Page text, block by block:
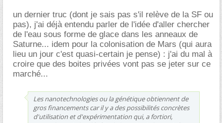
un dernier truc (dont je sais pas s'il relève de la SF ou
pas), j'ai déjà entendu parler de l'idée d'aller chercher
de l'eau sous forme de glace dans les anneaux de
Saturne... idem pour la colonisation de Mars (qui aura
lieu un jour c'est quasi-certain je pense) : j'ai du mal à
croire que des boites privées vont pas se jeter sur ce
marché...
Les nanotechnologies ou la génétique obtiennent de
gros financements car il y a des possibilités concrètes
d'utilisation et d'expérimentation qui, a fortiori,